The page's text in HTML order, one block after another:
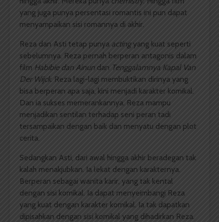
yang juga punya persentasi romantis ini pun dapat
menyampaikan sisi romannya di akhir.
Reza dan Asti tetap punya actingyang kuat seperti
sebelumnya. Reza pernah berperan antagonis dalam
film Habibie dan Ainun dan Tenggalamnya Kapal Van
Der Wijck. Reza lagi-lagi membuktikan dirinya yang
bisa berperan apa saja, kini menjadi karakter komikal.
Dan ia sukses memerankannya. Reza mampu
menjadikan sentilan terhadap seni peran tadi
tersampaikan dengan baik dan menyatu dengan plot
cerita.
Sedangkan Asti, dari awal hingga akhir beradegan tak
kalah menakjubkan. Ia lekat dengan karakternya.
Berperan sebagai wanita karir, yang tak kental
dengan sisi komikal. Ia dapat menyeimbangi Reza
yang kuat dengan karakter komikal. Ia tak dapatkan
dipisahkan dengan sisi komikal yang dihadirkan Reza.